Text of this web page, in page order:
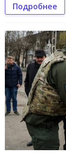
Подробнее